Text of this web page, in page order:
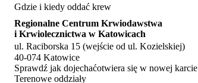
Gdzie i kiedy oddać krew
Regionalne Centrum Krwiodawstwa
i Krwiolecznictwa w Katowicach
ul. Raciborska 15 (wejście od ul. Kozielskiej)
40-074 Katowice
Sprawdź jak dojechaćotwiera się w nowej karcie
Terenowe oddziały